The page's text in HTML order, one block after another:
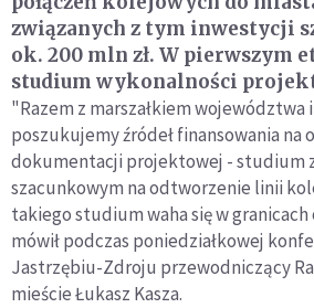
związanych z tym inwestycji
ok. 200 mln zł. W pierwszym
studium wykonalności
"Razem z marszałkiem województwa i
poszukujemy źródeł finansowania na
dokumentacji projektowej - studium
szacunkowym na odtworzenie linii
takiego studium waha się w granicach
mówił podczas poniedziałkowej
Jastrzębiu-Zdroju przewodniczący
mieście Łukasz Kasza.